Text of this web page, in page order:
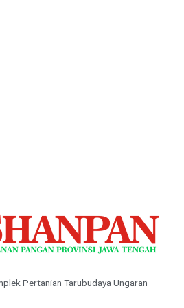
Pertanian Tarubudaya Ungaran